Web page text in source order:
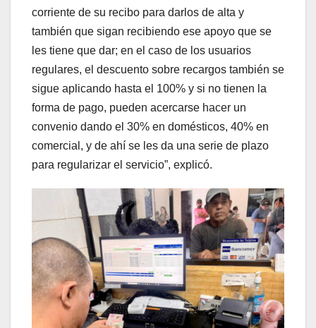
corriente de su recibo para darlos de alta y
también que sigan recibiendo ese apoyo que se
les tiene que dar; en el caso de los usuarios
regulares, el descuento sobre recargos también se
sigue aplicando hasta el 100% y si no tienen la
forma de pago, pueden acercarse hacer un
convenio dando el 30% en domésticos, 40% en
comercial, y de ahí se les da una serie de plazo
para regularizar el servicio”, explicó.